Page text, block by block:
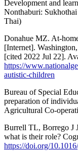
Development and
Nonthaburi:
Thai)
Donahue MZ. At-
[Internet].
[cited 2022 Jul 22].
https://
autistic-children
Bureau of Special
preparation of
Agricultural Co-
Burrell TL, Borrego J
what is their role?
https://doi.org/